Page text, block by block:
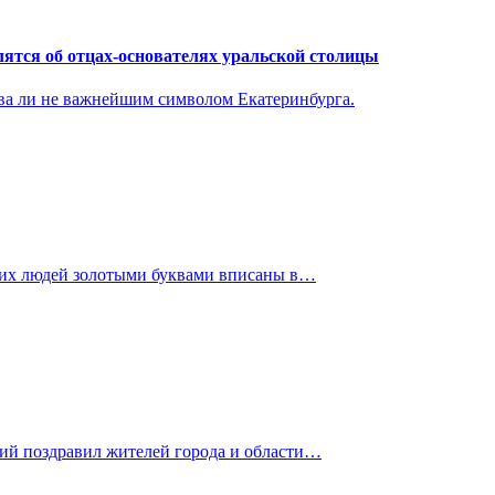
об отцах-основателях уральской столицы
ли не важнейшим символом Екатеринбурга.
людей золотыми буквами вписаны в…
поздравил жителей города и области…